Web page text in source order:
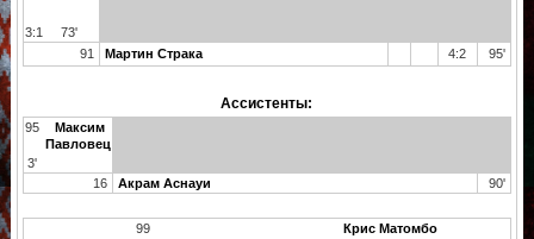
3:1
73'
91
Мартин Страка 4:2 95'
Ассистенты:
95
Максим
Павловец
3'
16
Акрам Аснауи 90'
99
Крис Матомбо